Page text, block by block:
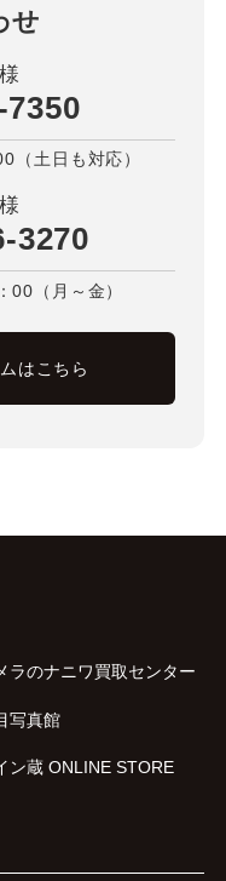
せ
7350
（土日も対応）
3270
00（月～金）
はこちら
ラのナニワ買取センター
写真館
ン蔵 ONLINE STORE